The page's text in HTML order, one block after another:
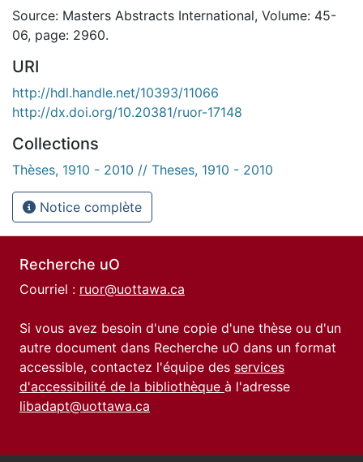
Source: Masters Abstracts International, Volume: 45-
06, page: 2960.
URI
http://hdl.handle.net/10393/11066
http://dx.doi.org/10.20381/ruor-17148
Collections
Thèses, 1910 - 2010 // Theses, 1910 - 2010
Notice complète
Recherche uO
Courriel : ruor@uottawa.ca
Si vous avez besoin d'une copie d'une thèse ou d'un
autre document dans Recherche uO dans un format
accessible, contactez l'équipe des services
d'accessibilité de la bibliothèque à l'adresse
libadapt@uottawa.ca